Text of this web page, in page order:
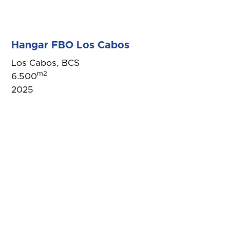
Hangar FBO Los Cabos
Los Cabos, BCS
6.500m2
2025